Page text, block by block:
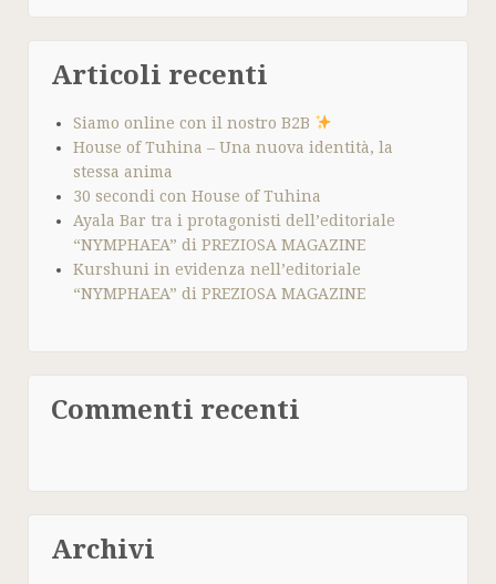
Articoli recenti
Siamo online con il nostro B2B
House of Tuhina – Una nuova identità, la
stessa anima
30 secondi con House of Tuhina
Ayala Bar tra i protagonisti dell’editoriale
“NYMPHAEA” di PREZIOSA MAGAZINE
Kurshuni in evidenza nell’editoriale
“NYMPHAEA” di PREZIOSA MAGAZINE
Commenti recenti
Archivi